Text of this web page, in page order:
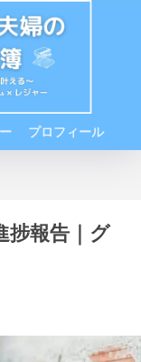
プロフィール
捗報告｜グ